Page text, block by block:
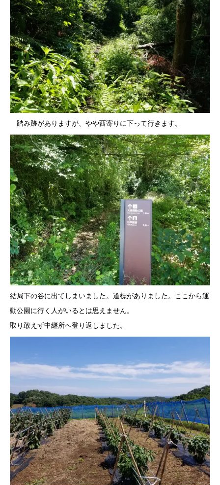
踏み跡がありますが、やや西寄りに下って行きます。
結局下の谷に出てしまいました。道標がありました。ここから運
動公園に行く人がいるとは思えません。
取り敢えず中継所へ登り返しました。